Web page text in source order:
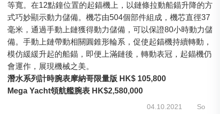
等寬。在12點鐘位置的起錨機上，以鏈條拉動船錨升降的方
式巧妙顯示動力儲備。機芯由504個部件組成，機芯直徑37
毫米，通過手動上鏈獲得動力儲備，可以保證80小時動力儲
備。手動上鏈帶動相關圓錐形輪系，促使起錨機持續轉動，
模仿緩緩升起的船錨，即便上滿鏈後，轉動表冠，起錨機仍
會運作，展現機械之美。
潛水系列計時腕表摩納哥限量版 HK$ 105,800
Mega Yacht領航艦腕表 HK$2,580,000
04.10.2021 So